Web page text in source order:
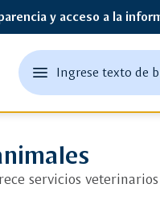
y acceso a la
menu
abrir
Ingrese texto de
edit
Ingrese
palabra
clave
servicios veterinarios